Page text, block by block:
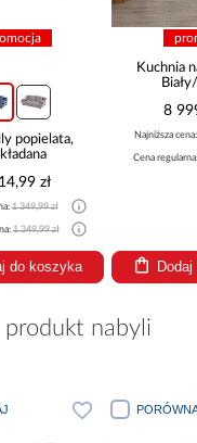
popielata,
zł
1 349,99 zł
1 349,99 zł
do koszyka
Kuchnia
8
Najniższa
Cena
nabyli